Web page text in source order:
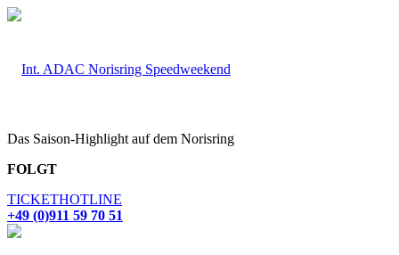
Das Saison-Highlight auf dem Norisring
FOLGT
TICKETHOTLINE
+49 (0)911 59 70 51